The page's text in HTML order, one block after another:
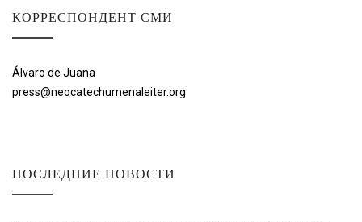
КОРРЕСПОНДЕНТ СМИ
Álvaro de Juana
press@neocatechumenaleiter.org
ПОСЛЕДНИЕ НОВОСТИ